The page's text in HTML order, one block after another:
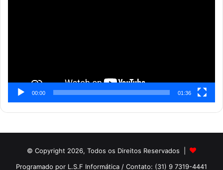
00:00 01:36
© Copyright 2026, Todos os Direitos Reservados |
Programado por L.S.F Informática / Contato: (31) 9 7319-4441